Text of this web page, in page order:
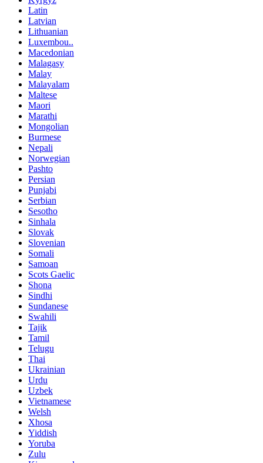
Latin
Latvian
Lithuanian
Luxembou..
Macedonian
Malagasy
Malay
Malayalam
Maltese
Maori
Marathi
Mongolian
Burmese
Nepali
Norwegian
Pashto
Persian
Punjabi
Serbian
Sesotho
Sinhala
Slovak
Slovenian
Somali
Samoan
Scots Gaelic
Shona
Sindhi
Sundanese
Swahili
Tajik
Tamil
Telugu
Thai
Ukrainian
Urdu
Uzbek
Vietnamese
Welsh
Xhosa
Yiddish
Yoruba
Zulu